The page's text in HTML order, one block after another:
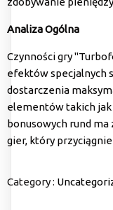
Analiza Ogólna
Czynności gry
efektów specjalnych
dostarczenia
elementów takich jak
bonusowych rund
gier, który
Category :